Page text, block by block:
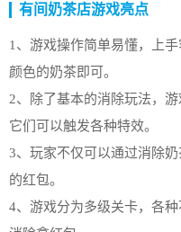
有间奶茶店游戏亮点
1、游戏操作简单易懂，上
颜色的奶茶即可。
2、除了基本的消除玩法，
它们可以触发各种特效。
3、玩家不仅可以通过消除
的红包。
4、游戏分为多级关卡，各